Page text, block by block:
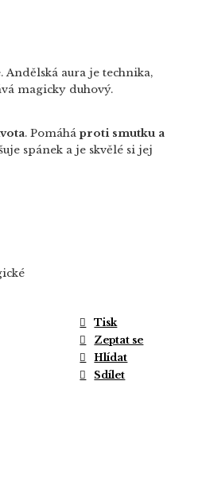
Andělská aura je technika,
magicky duhový.
. Pomáhá proti smutku a
spánek a je skvělé si jej
Tisk
Zeptat se
Hlídat
Sdílet